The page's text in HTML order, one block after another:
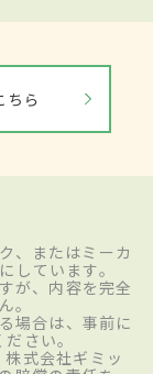
ちら
、またはミーカ
しています。
が、内容を完全
。
場合は、事前に
さい。
式会社ギミッ